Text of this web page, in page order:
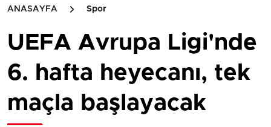
ANASAYFA Spor
UEFA Avrupa Ligi'nde
6. hafta heyecanı, tek
maçla başlayacak